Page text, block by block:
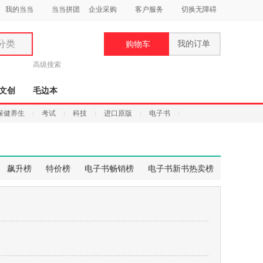
我的当当 当当拼团 企业采购 客户服务 切换无障碍
类
高级搜索
购物车 我的订单
创 毛边本
健养生 考试 科技 进口原版 电子书
飙升榜 特价榜 电子书畅销榜 电子书新书热卖榜